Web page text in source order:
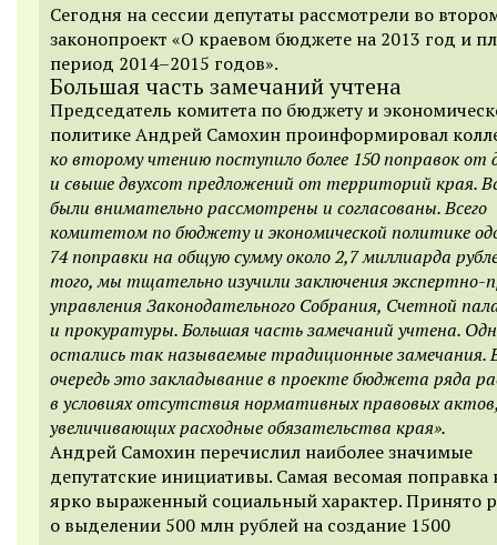
Сегодня на сессии депутаты рассмотрели во
законопроект «О краевом бюджете на 2013 год и
период 2014–2015 годов».
Большая часть замечаний учтена
Председатель комитета по бюджету и
политике Андрей Самохин проинформировал
ко второму чтению поступило более 150 поправок от
и свыше двухсот предложений от территорий края.
были внимательно рассмотрены и согласованы. Всего
комитетом по бюджету и экономической политике
74 поправки на общую сумму около 2,7 миллиарда
того, мы тщательно изучили заключения экспертно-
управления Законодательного Собрания, Счетной
и прокуратуры. Большая часть замечаний учтена.
остались так называемые традиционные замечания.
очередь это закладывание в проекте бюджета ряда
в условиях отсутствия нормативных правовых
увеличивающих расходные обязательства края».
Андрей Самохин перечислил наиболее значимые
депутатские инициативы. Самая весомая поправка
ярко выраженный социальный характер. Принято
о выделении 500 млн рублей на создание 1500